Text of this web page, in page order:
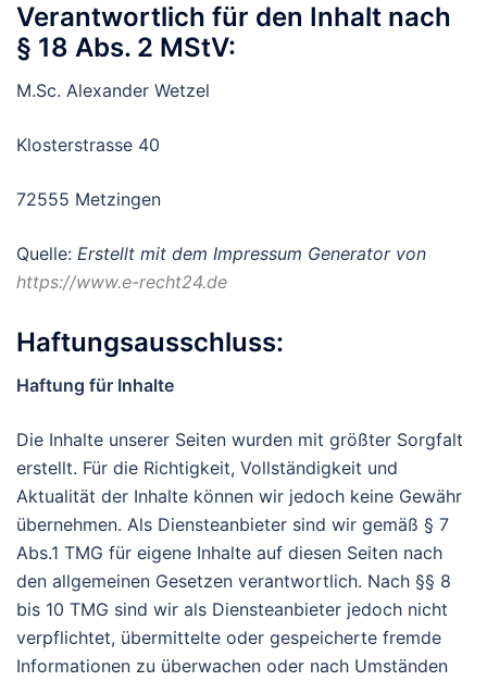
Verantwortlich für den Inhalt nach
§ 18 Abs. 2 MStV:
M.Sc. Alexander Wetzel
Klosterstrasse 40
72555 Metzingen
Quelle: Erstellt mit dem Impressum Generator von
https://www.e-recht24.de
Haftungsausschluss:
Haftung für Inhalte
Die Inhalte unserer Seiten wurden mit größter Sorgfalt
erstellt. Für die Richtigkeit, Vollständigkeit und
Aktualität der Inhalte können wir jedoch keine Gewähr
übernehmen. Als Diensteanbieter sind wir gemäß § 7
Abs.1 TMG für eigene Inhalte auf diesen Seiten nach
den allgemeinen Gesetzen verantwortlich. Nach §§ 8
bis 10 TMG sind wir als Diensteanbieter jedoch nicht
verpflichtet, übermittelte oder gespeicherte fremde
Informationen zu überwachen oder nach Umständen